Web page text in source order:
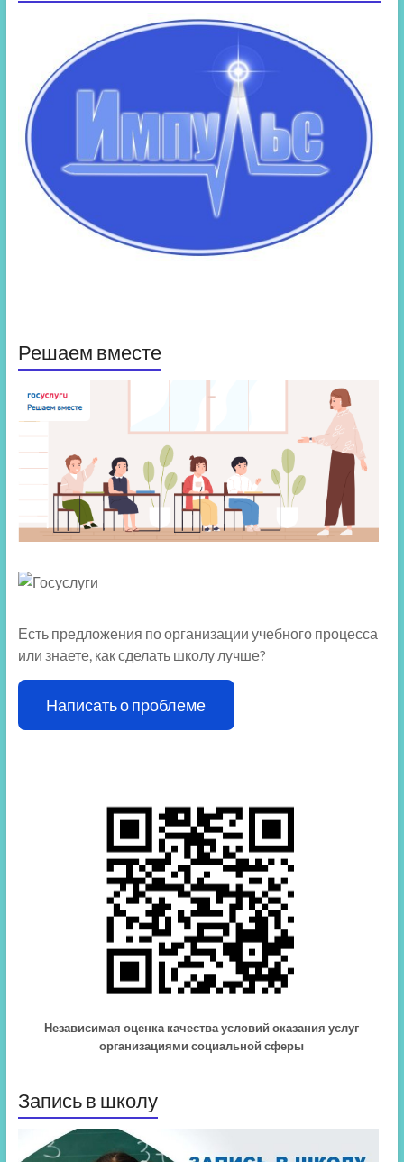
Решаем вместе
Есть предложения по организации учебного процесса
или знаете, как сделать школу лучше?
Написать о проблеме
Независимая оценка качества условий оказания услуг
организациями социальной сферы
Запись в школу